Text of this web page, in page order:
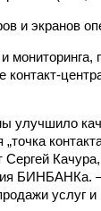
и экранов
улучшило
услуг и